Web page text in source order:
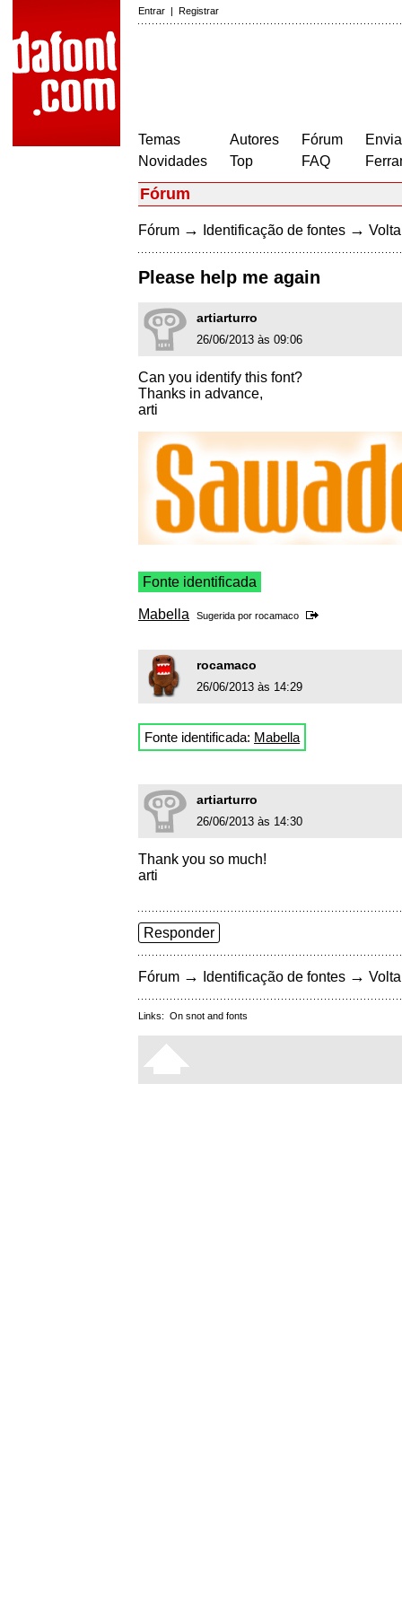
Entrar | Registrar
Temas
Novidades
Autores
Top
Fórum
FAQ
Fórum
Fórum → Identificação de fontes →
Please help me again
artiarturro
26/06/2013 às 09:06
Can you identify this font?
Thanks in advance,
arti
Fonte identificada
Mabella Sugerida por rocamaco
rocamaco
26/06/2013 às 14:29
Fonte identificada: Mabella
artiarturro
26/06/2013 às 14:30
Thank you so much!
arti
Responder
Fórum → Identificação de fontes →
Links: On snot and fonts